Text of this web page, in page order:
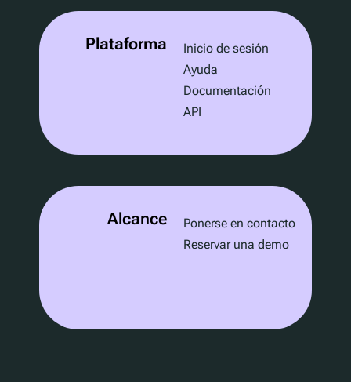
Plataforma
Inicio de sesión
Ayuda
Documentación
API
Alcance
Ponerse en contacto
Reservar una demo